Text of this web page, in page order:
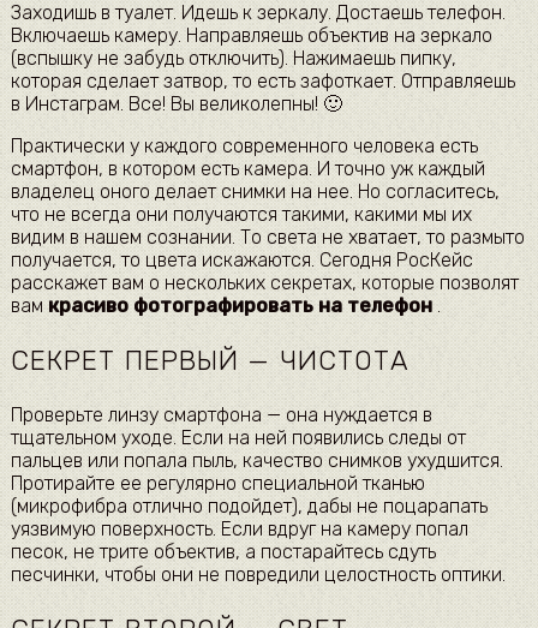
Заходишь в туалет. Идешь к зеркалу. Достаешь телефон.
Включаешь камеру. Направляешь объектив на зеркало
(вспышку не забудь отключить). Нажимаешь пипку,
которая сделает затвор, то есть зафоткает. Отправляешь
в Инстаграм. Все! Вы великолепны! 🙂
Практически у каждого современного человека есть
смартфон, в котором есть камера. И точно уж каждый
владелец оного делает снимки на нее. Но согласитесь,
что не всегда они получаются такими, какими мы их
видим в нашем сознании. То света не хватает, то размыто
получается, то цвета искажаются. Сегодня РосКейс
расскажет вам о нескольких секретах, которые позволят
вамкрасиво фотографировать на телефон.
СЕКРЕТ ПЕРВЫЙ — ЧИСТОТА
Проверьте линзу смартфона — она нуждается в
тщательном уходе. Если на ней появились следы от
пальцев или попала пыль, качество снимков ухудшится.
Протирайте ее регулярно специальной тканью
(микрофибра отлично подойдет), дабы не поцарапать
уязвимую поверхность. Если вдруг на камеру попал
песок, не трите объектив, а постарайтесь сдуть
песчинки, чтобы они не повредили целостность оптики.